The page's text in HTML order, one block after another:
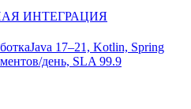
ИНТЕГРАЦИЯ
Java 17–21, Kotlin, Spring
день, SLA 99.9